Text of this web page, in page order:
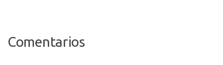
Comentarios